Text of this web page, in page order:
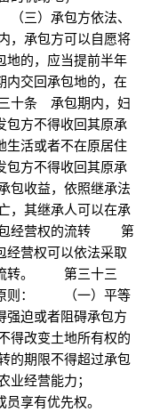
三）承包方依法、
承包方可以自愿将
地的，应当提前半年
内交回承包地的，在
十条 承包期内，妇
包方不得收回其原承
生活或者不在原居住
包方不得收回其原承
收益，依照继承法
其继承人可以在承
经营权的流转 第
营权可以依法采取
流转。 第三十三
原则： （一）平等
强迫或者阻碍承包方
改变土地所有权的
期限不得超过承包
业经营能力；
成员享有优先权。